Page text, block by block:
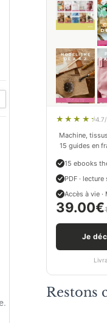
Machine,
15 guides en
15 ebooks
PDF ·
Accès à vie
39.00€
Je
Restons